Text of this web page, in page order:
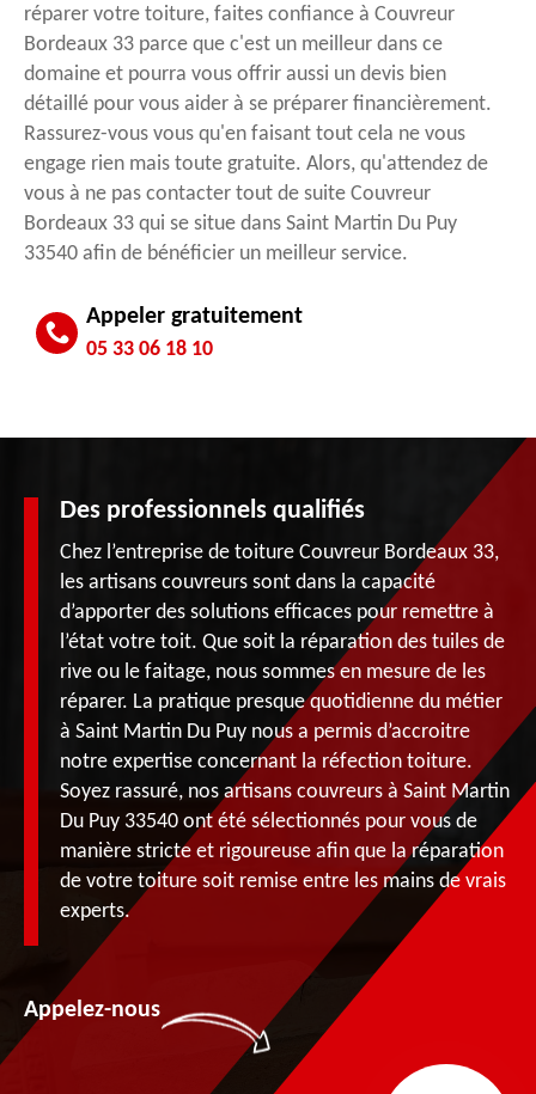
réparer votre toiture, faites confiance à Couvreur
Bordeaux 33 parce que c'est un meilleur dans ce
domaine et pourra vous offrir aussi un devis bien
détaillé pour vous aider à se préparer financièrement.
Rassurez-vous vous qu'en faisant tout cela ne vous
engage rien mais toute gratuite. Alors, qu'attendez de
vous à ne pas contacter tout de suite Couvreur
Bordeaux 33 qui se situe dans Saint Martin Du Puy
33540 afin de bénéficier un meilleur service.
Appeler gratuitement
05 33 06 18 10
Des professionnels qualifiés
Chez l’entreprise de toiture Couvreur Bordeaux 33,
les artisans couvreurs sont dans la capacité
d’apporter des solutions efficaces pour remettre à
l’état votre toit. Que soit la réparation des tuiles de
rive ou le faitage, nous sommes en mesure de les
réparer. La pratique presque quotidienne du métier
à Saint Martin Du Puy nous a permis d’accroitre
notre expertise concernant la réfection toiture.
Soyez rassuré, nos artisans couvreurs à Saint Martin
Du Puy 33540 ont été sélectionnés pour vous de
manière stricte et rigoureuse afin que la réparation
de votre toiture soit remise entre les mains de vrais
experts.
Appelez-nous